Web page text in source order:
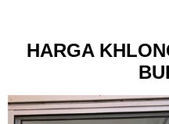
HARGA